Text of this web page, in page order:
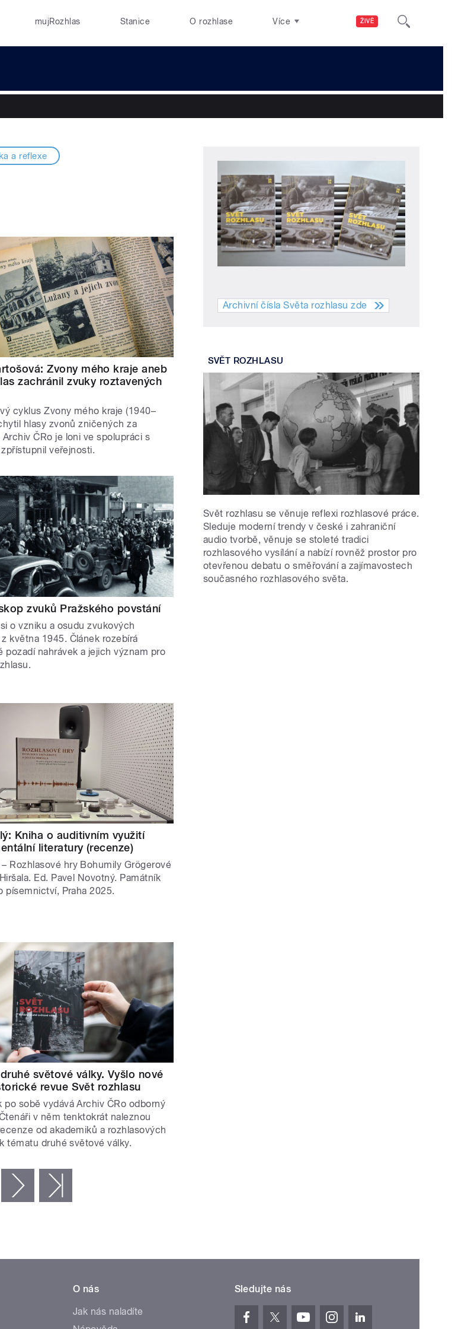
ŽIVĚ
mujRozhlas Stanice O rozhlase Více
a reflexe
Zvony mého kraje aneb
zachránil zvuky roztavených
cyklus Zvony mého kraje (1940–
hlasy zvonů zničených za
ČRo je loni ve spolupráci s
veřejnosti.
zvuků Pražského povstání
o vzniku a osudu zvukových
května 1945. Článek rozebírá
pozadí nahrávek a jejich význam pro
Kniha o auditivním využití
literatury (recenze)
Rozhlasové hry Bohumily Grögerové
Ed. Pavel Novotný. Památník
písemnictví, Praha 2025.
světové války. Vyšlo nové
revue Svět rozhlasu
po sobě vydává Archiv ČRo odborný
v něm tenktokrát naleznou
od akademiků a rozhlasových
tématu druhé světové války.
následující ›
Archivní čísla Světa rozhlasu zde
SVĚT ROZHLASU
Svět rozhlasu se věnuje reflexi rozhlasové práce.
Sleduje moderní trendy v české i zahraniční
audio tvorbě, věnuje se stoleté tradici
rozhlasového vysílání a nabízí rovněž prostor pro
otevřenou debatu o směřování a zajímavostech
současného rozhlasového světa.
O nás
Jak nás naladíte
Sledujte nás